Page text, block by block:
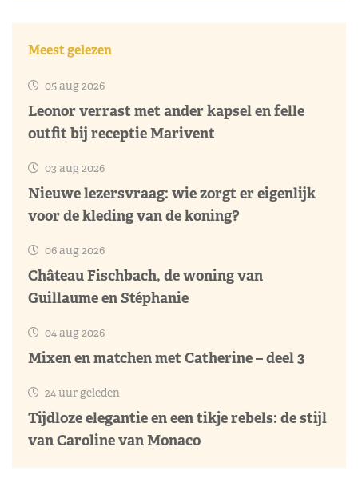
Meest gelezen
05 aug 2026
Leonor verrast met ander kapsel en felle
outfit bij receptie Marivent
03 aug 2026
Nieuwe lezersvraag: wie zorgt er eigenlijk
voor de kleding van de koning?
06 aug 2026
Château Fischbach, de woning van
Guillaume en Stéphanie
04 aug 2026
Mixen en matchen met Catherine – deel 3
24 uur geleden
Tijdloze elegantie en een tikje rebels: de stijl
van Caroline van Monaco